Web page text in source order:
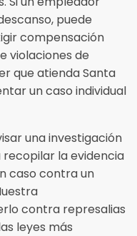
puede
compensación
violaciones de
que atienda Santa
un caso individual
una investigación
la evidencia
caso contra un
contra represalias
leyes más